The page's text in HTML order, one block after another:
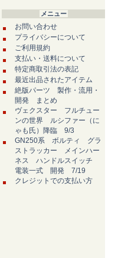
メニュー
お問い合わせ
プライバシーについて
ご利用規約
支払い・送料について
特定商取引法の表記
最近出品されたアイテム
絶版パーツ 製作・流用・
開発 まとめ
ヴェクスター フルチュー
ンの世界 ルシファー（に
ゃも氏）降臨 9/3
GN250系 ボルティ グラ
ストラッカー メインハー
ネス ハンドルスイッチ
電装一式 開発 7/19
クレジットでの支払い方